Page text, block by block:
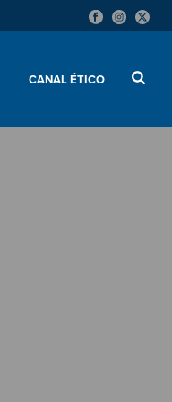
CANAL ÉTICO